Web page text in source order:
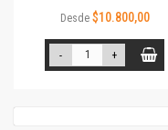
Desde $10.800,00
- +